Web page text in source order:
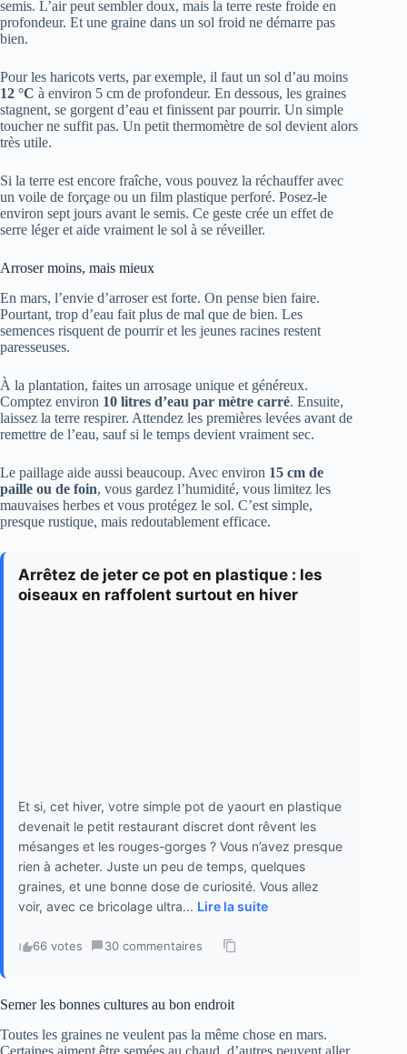
semis. L’air peut sembler doux, mais la terre reste froide en
profondeur. Et une graine dans un sol froid ne démarre pas
bien.
Pour les haricots verts, par exemple, il faut un sol d’au moins
12 °C à environ 5 cm de profondeur. En dessous, les graines
stagnent, se gorgent d’eau et finissent par pourrir. Un simple
toucher ne suffit pas. Un petit thermomètre de sol devient alors
très utile.
Si la terre est encore fraîche, vous pouvez la réchauffer avec
un voile de forçage ou un film plastique perforé. Posez-le
environ sept jours avant le semis. Ce geste crée un effet de
serre léger et aide vraiment le sol à se réveiller.
Arroser moins, mais mieux
En mars, l’envie d’arroser est forte. On pense bien faire.
Pourtant, trop d’eau fait plus de mal que de bien. Les
semences risquent de pourrir et les jeunes racines restent
paresseuses.
À la plantation, faites un arrosage unique et généreux.
Comptez environ 10 litres d’eau par mètre carré. Ensuite,
laissez la terre respirer. Attendez les premières levées avant de
remettre de l’eau, sauf si le temps devient vraiment sec.
Le paillage aide aussi beaucoup. Avec environ 15 cm de
paille ou de foin, vous gardez l’humidité, vous limitez les
mauvaises herbes et vous protégez le sol. C’est simple,
presque rustique, mais redoutablement efficace.
Arrêtez de jeter ce pot en plastique : les
oiseaux en raffolent surtout en hiver
Et si, cet hiver, votre simple pot de yaourt en plastique
devenait le petit restaurant discret dont rêvent les
mésanges et les rouges-gorges ? Vous n’avez presque
rien à acheter. Juste un peu de temps, quelques
graines, et une bonne dose de curiosité. Vous allez
voir, avec ce bricolage ultra... Lire la suite
66 votes · 30 commentaires ·
Semer les bonnes cultures au bon endroit
Toutes les graines ne veulent pas la même chose en mars.
Certaines aiment être semées au chaud, d’autres peuvent aller